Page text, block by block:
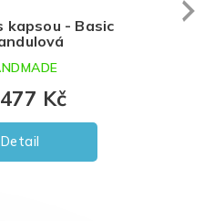
Tepláková
Next